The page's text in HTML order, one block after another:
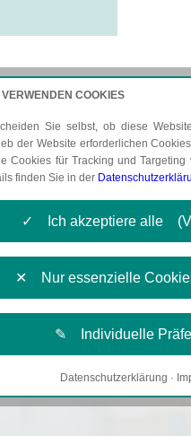
VERWENDEN COOKIES
Sie selbst, ob diese
der Website erforderlichen
Cookies für Tracking und Targeting
finden Sie in der
✓ Ich akzeptiere alle
✕ Nur essenzielle
✎ Individuelle
Notwendige Cookies
Datenschutzerklärung ·